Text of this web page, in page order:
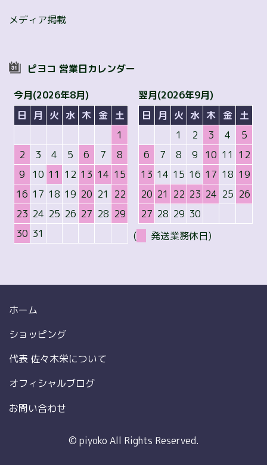
メディア掲載
ピヨコ 営業日カレンダー
今月(2026年8月)
日
月 火 水 木 金 土
1
2
3 4 5 6 7
8
9
10 11 12 13 14 15
16 17 18 19 20 21 22
23 24 25 26 27 28 29
30 31
翌月(2026年9月)
日
月 火 水 木 金
土
1
2 3 4
5
6
7 8 9 10 11 12
13 14 15 16 17 18 19
20 21 22 23 24 25 26
27 28 29 30
(
発送業務休日)
ホーム
ショッピング
代表 佐々木栄について
オフィシャルブログ
お問い合わせ
© piyoko All Rights Reserved.